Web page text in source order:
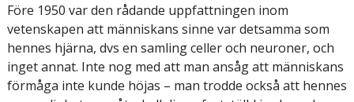
Före 1950 var den rådande uppfattningen inom
vetenskapen att människans sinne var detsamma som
hennes hjärna, dvs en samling celler och neuroner, och
inget annat. Inte nog med att man ansåg att människans
förmåga inte kunde höjas – man trodde också att hennes